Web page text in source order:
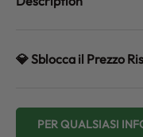
💎 Sblocca il Prezzo
PER QUALSIASI